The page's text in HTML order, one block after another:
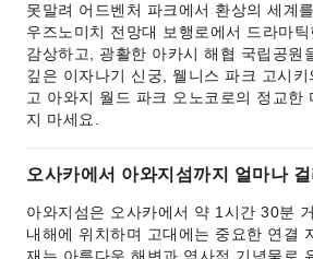
못말려 어드벤처 파크에서 환상의 세계
우즈노미치 전망대 보행로에서 드라마
감상하고, 광활한 아카시 해협 국립공원
깊은 이자나기 신궁, 웰니스 파크 고시
고 아와지 월드 파크 오노코로의 정교한
지 마세요.
오사카에서 아와지섬까지 얼마나
아와지섬은 오사카에서 약 1시간 30분
내해에 위치하며 고대에는 중요한 연결